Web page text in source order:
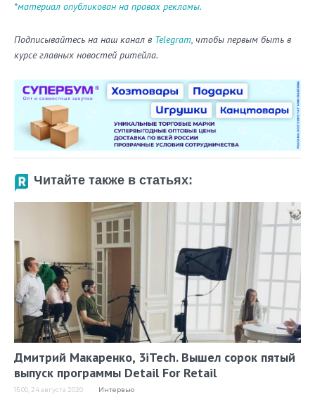
*материал опубликован на правах рекламы.
Подписывайтесь на наш канал в Telegram , чтобы первым быть в
курсе главных новостей ритейла.
Читайте также в статьях:
Дмитрий Макаренко, 3iTech. Вышел сорок пятый
выпуск программы Detail For Retail
15:00, 24 августа 2020 Интервью